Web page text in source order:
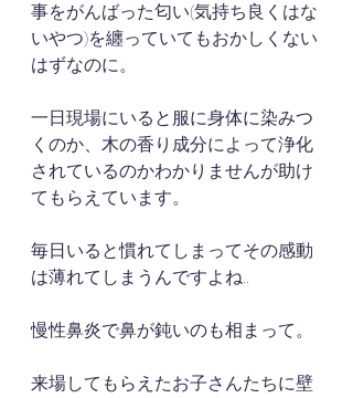
事をがんばった匂い(気持ち良くはな
いやつ)を纏っていてもおかしくない
はずなのに。
一日現場にいると服に身体に染みつ
くのか、木の香り成分によって浄化
されているのかわかりませんが助け
てもらえています。
毎日いると慣れてしまってその感動
は薄れてしまうんですよね..
慢性鼻炎で鼻が鈍いのも相まって。
来場してもらえたお子さんたちに壁